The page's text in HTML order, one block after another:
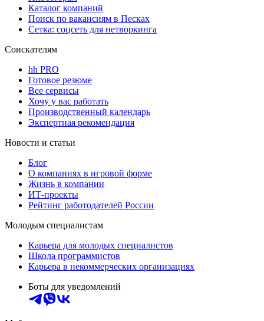
Каталог компаний
Поиск по вакансиям в Песках
Сетка: соцсеть для нетворкинга
Соискателям
hh PRO
Готовое резюме
Все сервисы
Хочу у вас работать
Производственный календарь
Экспертная рекомендация
Новости и статьи
Блог
О компаниях в игровой форме
Жизнь в компании
ИТ-проекты
Рейтинг работодателей России
Молодым специалистам
Карьера для молодых специалистов
Школа программистов
Карьера в некоммерческих организациях
Боты для уведомлений